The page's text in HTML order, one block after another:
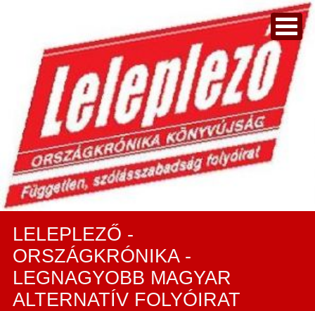
LELEPLEZŐ -
ORSZÁGKRÓNIKA -
LEGNAGYOBB MAGYAR
ALTERNATÍV FOLYÓIRAT